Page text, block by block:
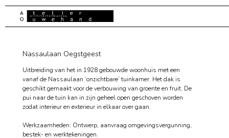
Nassaulaan Oegstgeest
Uitbreiding van het in 1928 gebouwde woonhuis met een
vanaf de Nassaulaan ‘onzichtbare’ tuinkamer. Het dak is
geschikt gemaakt voor de verbouwing van groente en fruit. De
pui naar de tuin kan in zijn geheel open geschoven worden
zodat interieur en exterieur in elkaar over gaan.
Werkzaamheden: Ontwerp, aanvraag omgevingsvergunning,
bestek- en werktekeningen.